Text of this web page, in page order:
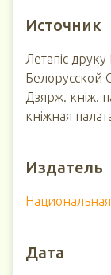
Источник
Летапіс
Белорусской
Дзярж. кніж.
кніжная
Издатель
Дата